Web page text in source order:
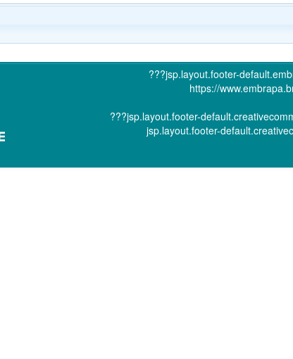
???jsp.layout.footer-
https://
???jsp.layout.footer-
jsp.layout.footer-